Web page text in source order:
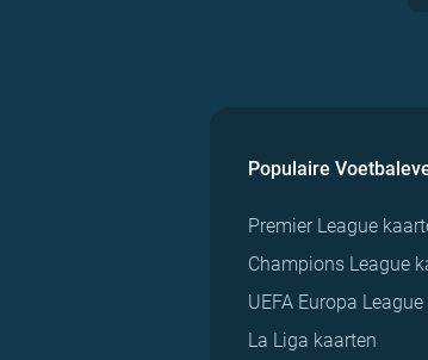
Populaire
Premier League
Champions League
UEFA Europa
La Liga kaarten